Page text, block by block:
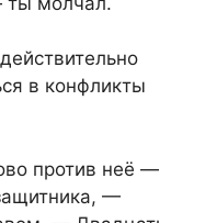
в конфликты
против неё —
—